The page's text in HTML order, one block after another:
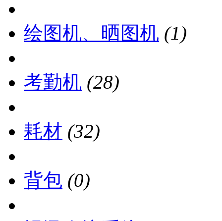
绘图机、晒图机 (1)
考勤机 (28)
耗材 (32)
背包 (0)